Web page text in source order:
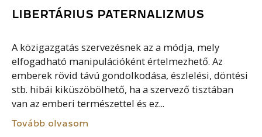
LIBERTÁRIUS PATERNALIZMUS
A közigazgatás szervezésnek az a módja, mely
elfogadható manipulációként értelmezhető. Az
emberek rövid távú gondolkodása, észlelési, döntési
stb. hibái kiküszöbölhető, ha a szervező tisztában
van az emberi természettel és ez...
Tovább olvasom